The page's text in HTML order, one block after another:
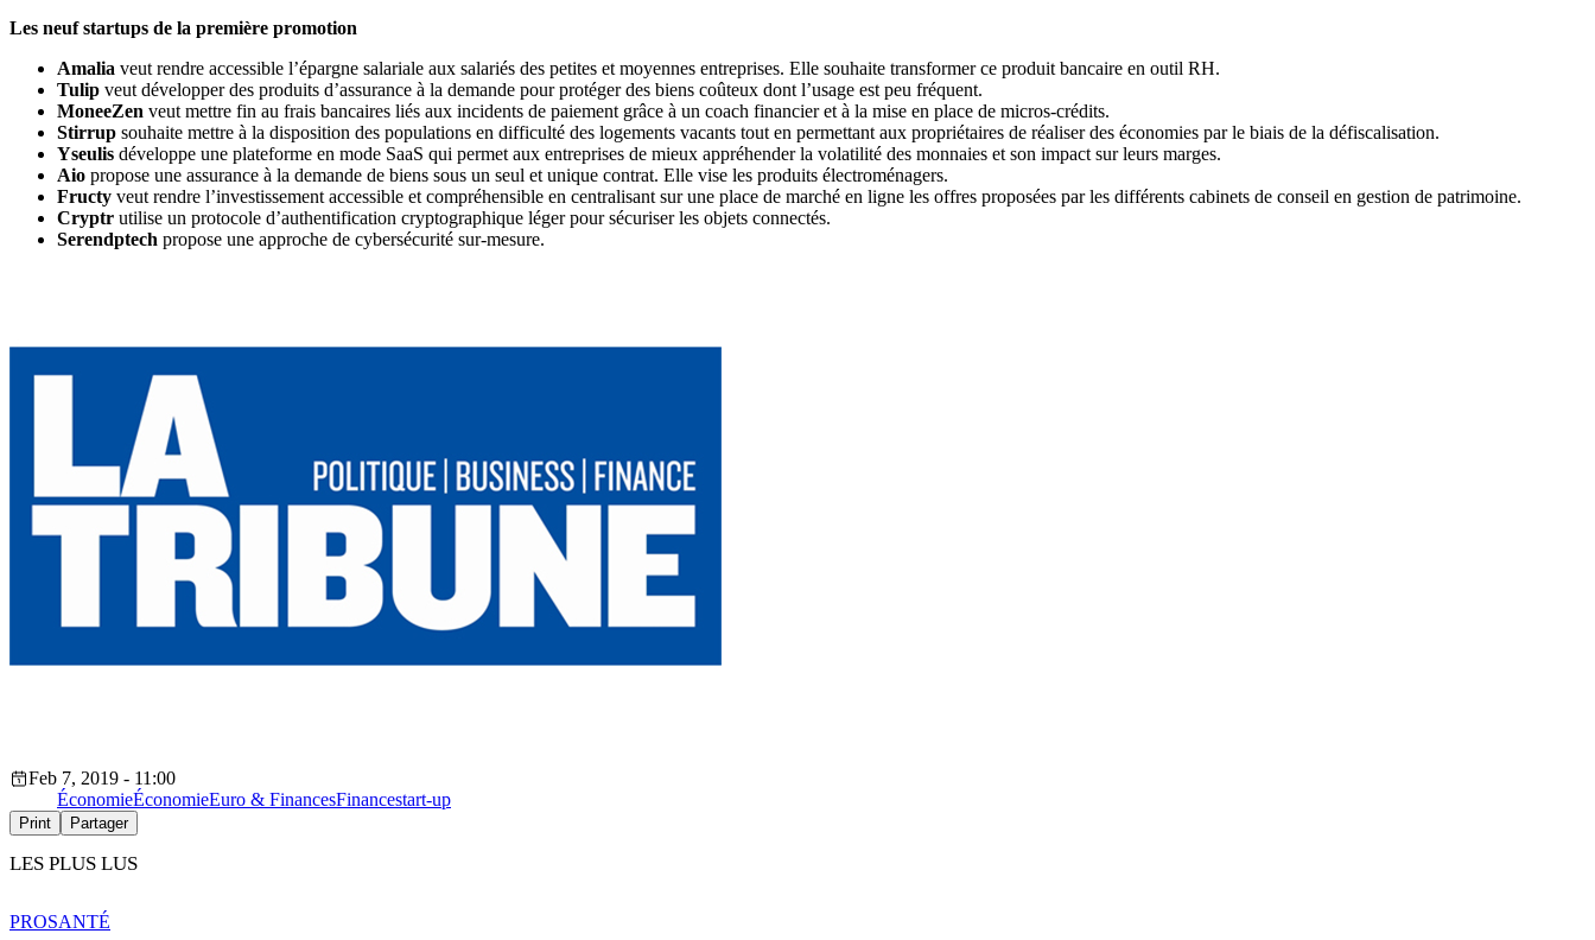
Les neuf startups de la première promotion
Amalia veut rendre accessible l’épargne salariale aux salariés des petites et moyennes entreprises. Elle souhaite transformer ce produit bancaire en outil RH.
Tulip veut développer des produits d’assurance à la demande pour protéger des biens coûteux dont l’usage est peu fréquent.
MoneeZen veut mettre fin au frais bancaires liés aux incidents de paiement grâce à un coach financier et à la mise en place de micros-crédits.
Stirrup souhaite mettre à la disposition des populations en difficulté des logements vacants tout en permettant aux propriétaires de réaliser des économies par le biais de la défiscalisation.
Yseulis développe une plateforme en mode SaaS qui permet aux entreprises de mieux appréhender la volatilité des monnaies et son impact sur leurs marges.
Aio propose une assurance à la demande de biens sous un seul et unique contrat. Elle vise les produits électroménagers.
Fructy veut rendre l’investissement accessible et compréhensible en centralisant sur une place de marché en ligne les offres proposées par les différents cabinets de conseil en gestion de patrimoine.
Cryptr utilise un protocole d’authentification cryptographique léger pour sécuriser les objets connectés.
Serendptech propose une approche de cybersécurité sur-mesure.
Feb 7, 2019 - 11:00
ÉconomieÉconomieEuro & FinancesFinancestart-up
Print Partager
LES PLUS LUS
PROSANTÉ